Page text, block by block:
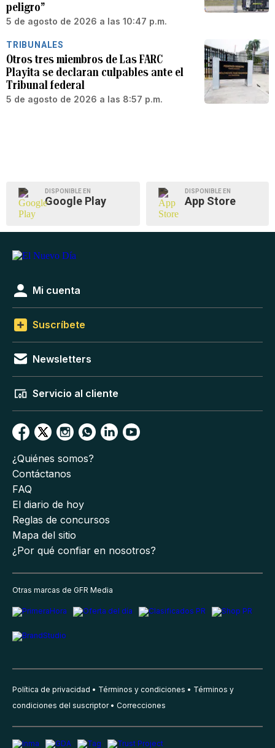
peligro”
5 de agosto de 2026 a las 10:47 p.m.
TRIBUNALES
Otros tres miembros de Las FARC
Playita se declaran culpables ante el
Tribunal federal
5 de agosto de 2026 a las 8:57 p.m.
DISPONIBLE EN
Google Play
DISPONIBLE EN
App Store
Mi cuenta
Suscríbete
Newsletters
Servicio al cliente
¿Quiénes somos?
Contáctanos
FAQ
El diario de hoy
Reglas de concursos
Mapa del sitio
¿Por qué confiar en nosotros?
Otras marcas de GFR Media
Política de privacidad Términos y condiciones
Términos y
condiciones del suscriptor
Correcciones